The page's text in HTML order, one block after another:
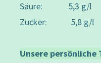
Säure: 5,3 g/l
Zucker: 5,8 g/l
Unsere persönliche